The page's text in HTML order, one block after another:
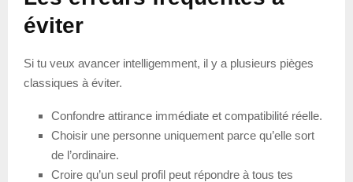
éviter
Si tu veux avancer intelligemment, il y a plusieurs pièges
classiques à éviter.
Confondre attirance immédiate et compatibilité réelle.
Choisir une personne uniquement parce qu’elle sort
de l’ordinaire.
Croire qu’un seul profil peut répondre à tous tes